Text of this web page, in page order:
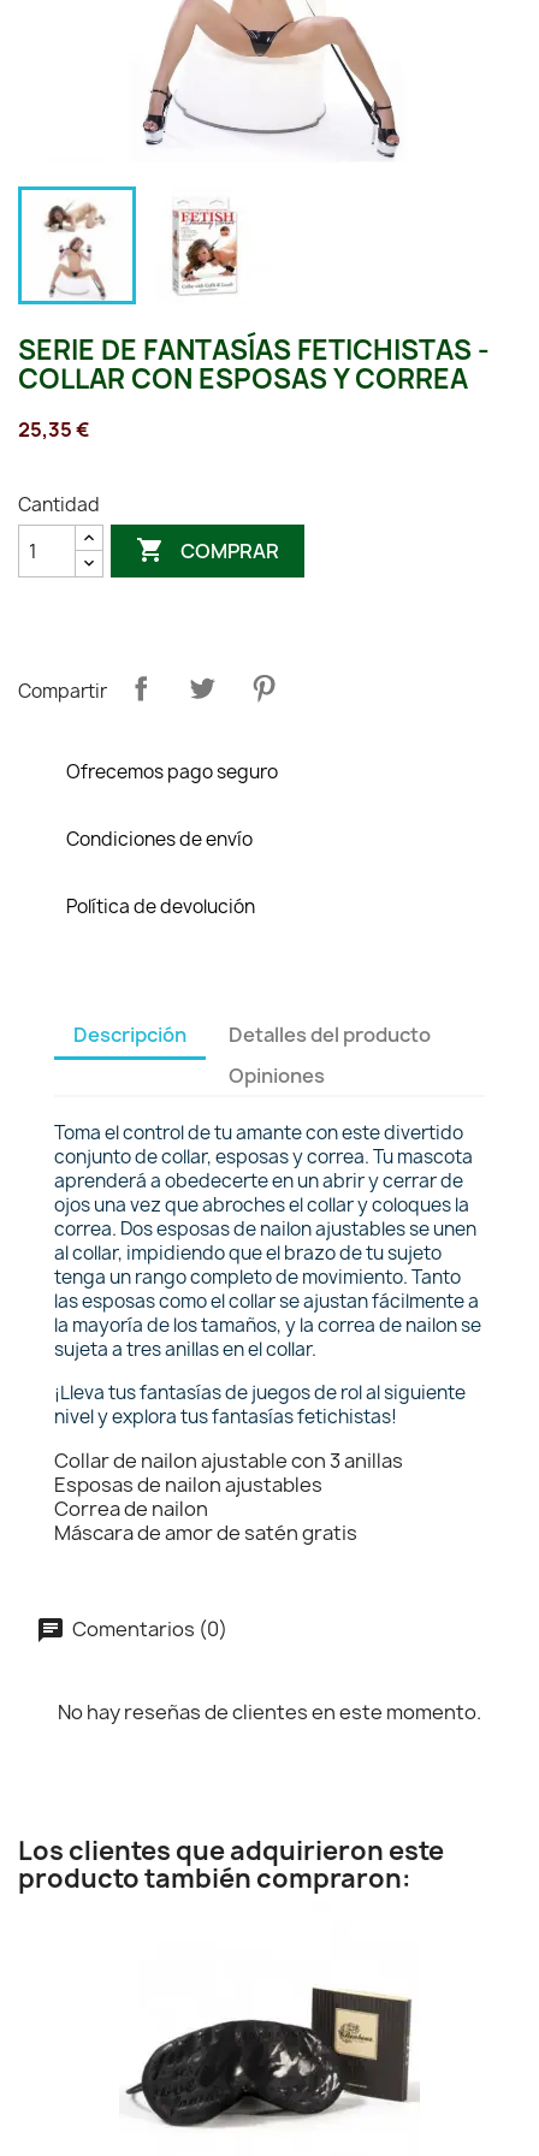
SERIE DE FANTASÍAS FETICHISTAS -
COLLAR CON ESPOSAS Y CORREA
25,35 €
Cantidad
 COMPRAR
Compartir
Ofrecemos pago seguro
Condiciones de envío
Política de devolución
Descripción
Detalles del producto
Opiniones
Toma el control de tu amante con este divertido
conjunto de collar, esposas y correa. Tu mascota
aprenderá a obedecerte en un abrir y cerrar de
ojos una vez que abroches el collar y coloques la
correa. Dos esposas de nailon ajustables se unen
al collar, impidiendo que el brazo de tu sujeto
tenga un rango completo de movimiento. Tanto
las esposas como el collar se ajustan fácilmente a
la mayoría de los tamaños, y la correa de nailon se
sujeta a tres anillas en el collar.
¡Lleva tus fantasías de juegos de rol al siguiente
nivel y explora tus fantasías fetichistas!
Collar de nailon ajustable con 3 anillas
Esposas de nailon ajustables
Correa de nailon
Máscara de amor de satén gratis
Comentarios (0)
No hay reseñas de clientes en este momento.
Los clientes que adquirieron este
producto también compraron: